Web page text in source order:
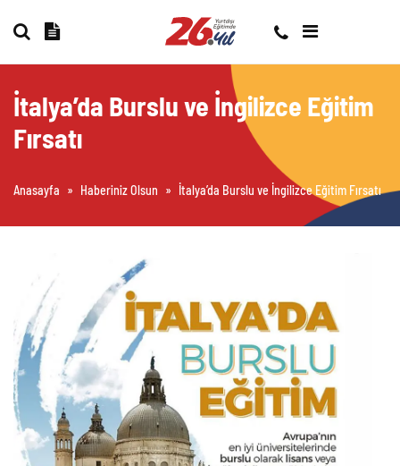
İtalya’da Burslu ve İngilizce Eğitim
Fırsatı
Anasayfa » Haberiniz Olsun » İtalya’da Burslu ve İngilizce Eğitim Fırsatı